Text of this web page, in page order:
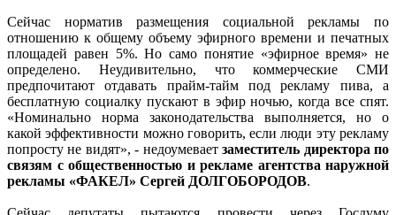
Сейчас норматив размещения социальной рекламы по
отношению к общему объему эфирного времени и печатных
площадей равен 5%. Но само понятие «эфирное время» не
определено. Неудивительно, что коммерческие СМИ
предпочитают отдавать прайм-тайм под рекламу пива, а
бесплатную социалку пускают в эфир ночью, когда все спят.
«Номинально норма законодательства выполняется, но о
какой эффективности можно говорить, если люди эту рекламу
попросту не видят», - недоумеваетзаместитель директора по
связям с общественностью и рекламе агентства наружной
рекламы «ФАКЕЛ» Сергей ДОЛГОБОРОДОВ.